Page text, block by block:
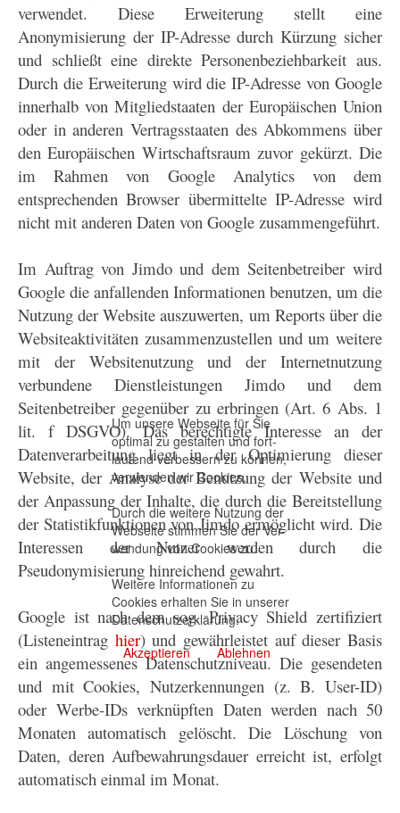
verwendet. Diese Erweiterung stellt eine
Anonymisierung der IP-Adresse durch Kürzung sicher
und schließt eine direkte Personenbeziehbarkeit aus.
Durch die Erweiterung wird die IP-Adresse von Google
innerhalb von Mitgliedstaaten der Europäischen Union
oder in anderen Vertragsstaaten des Abkommens über
den Europäischen Wirtschaftsraum zuvor gekürzt. Die
im Rahmen von Google Analytics von dem
entsprechenden Browser übermittelte IP-Adresse wird
nicht mit anderen Daten von Google zusammengeführt.
Im Auftrag von Jimdo und dem Seitenbetreiber wird
Google die anfallenden Informationen benutzen, um die
Nutzung der Website auszuwerten, um Reports über die
Websiteaktivitäten zusammenzustellen und um weitere
mit der Websitenutzung und der Internetnutzung
verbundene Dienstleistungen Jimdo und dem
Seitenbetreiber gegenüber zu erbringen (Art. 6 Abs. 1
lit. f DSGVO). Das berechtigte Interesse an der
Datenverarbeitung liegt in der Optimierung dieser
Website, der Analyse der Benutzung der Website und
der Anpassung der Inhalte, die durch die Bereitstellung
der Statistikfunktionen von Jimdo ermöglicht wird. Die
Interessen der Nutzer werden durch die
Pseudonymisierung hinreichend gewahrt.
Google ist nach dem sog. Privacy Shield zertifiziert
(Listeneintrag hier) und gewährleistet auf dieser Basis
ein angemessenes Datenschutzniveau. Die gesendeten
und mit Cookies, Nutzerkennungen (z. B. User-ID)
oder Werbe-IDs verknüpften Daten werden nach 50
Monaten automatisch gelöscht. Die Löschung von
Daten, deren Aufbewahrungsdauer erreicht ist, erfolgt
automatisch einmal im Monat.
Um unsere Webseite für Sie
optimal zu gestalten und fort-
laufend verbessern zu können,
verwenden wir Cookies.
Durch die weitere Nutzung der
Webseite stimmen Sie der Ver-
wendung von Cookies zu.
Weitere Informationen zu
Cookies erhalten Sie in unserer
Datenschutzerklärung.
Akzeptieren
Ablehnen